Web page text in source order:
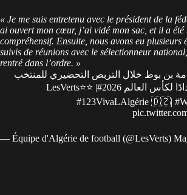
« Je me suis entretenu avec le président de la
ai ouvert mon cœur, j’ai vidé mon sac, et il a été
compréhensif. Ensuite, nous avons eu plusieurs
suivis de réunions avec le sélectionneur
rentré dans l’ordre. »
بن بوط خلال التربص التحضيري للمنتخب
لكأس العالم 2026
#LesVerts
⭐️⭐️ |
#123VivaLAlgérie 🇩🇿|
— Équipe d'Algérie de football (@LesVerts)